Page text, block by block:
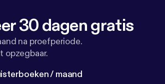
30 dagen gratis
na proefperiode.
opzegbaar.
/ maand